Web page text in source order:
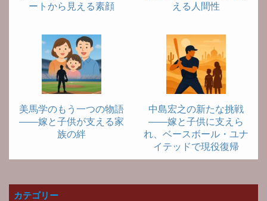
ートから見える素顔
える人間性
美馬学のもう一つの物語
――嫁と子供が支える家
族の絆
中島宏之の新たな挑戦
――嫁と子供に支えら
れ、ベースボール・ユナ
イテッドで現役復帰
カテゴリー